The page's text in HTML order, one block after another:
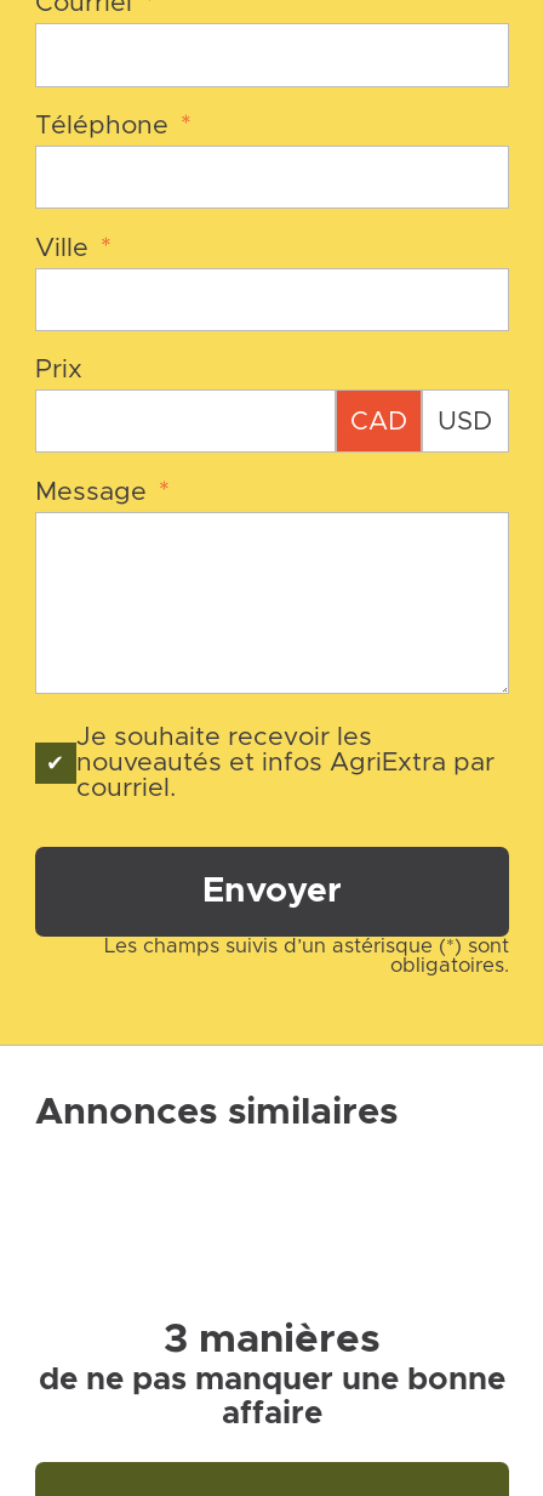
Téléphone *
Ville *
Prix
CAD USD
Message *
Je souhaite recevoir les
nouveautés et infos AgriExtra par
courriel.
Envoyer
Les champs suivis d’un astérisque (*) sont
obligatoires.
Annonces similaires
3 manières
de ne pas manquer une bonne
affaire